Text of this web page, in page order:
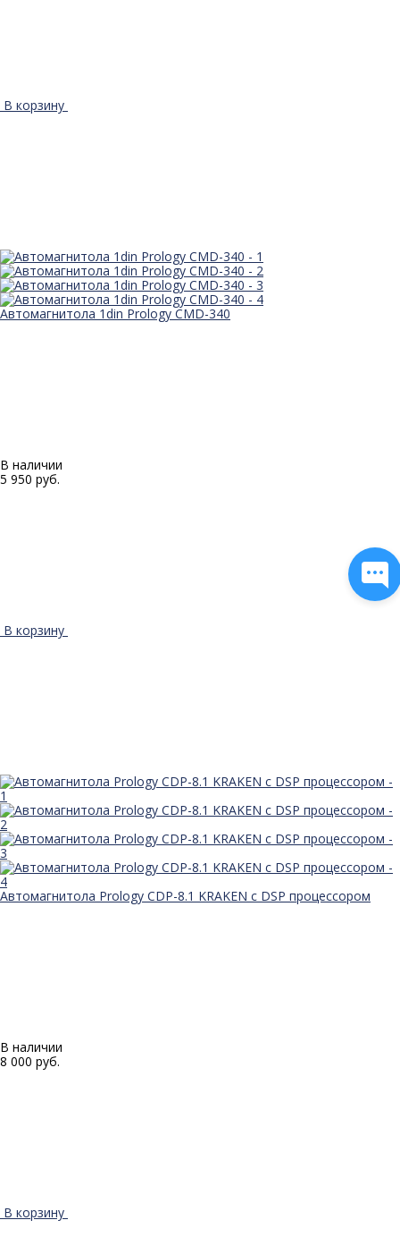
В корзину
Автомагнитола 1din Prology CMD-340
В наличии
5 950 руб.
В корзину
Автомагнитола Prology CDP-8.1 KRAKEN с DSP процессором
В наличии
8 000 руб.
В корзину